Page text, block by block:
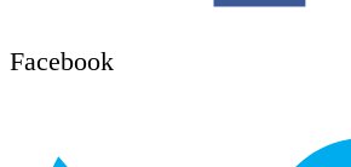
Facebook